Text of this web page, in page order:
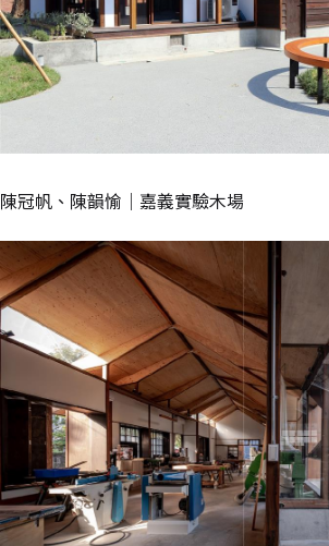
陳冠帆、陳韻愉｜嘉義實驗木場